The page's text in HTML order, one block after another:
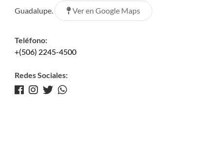
Guadalupe.
Ver en Google Maps
Teléfono:
+(506) 2245-4500
Redes Sociales: